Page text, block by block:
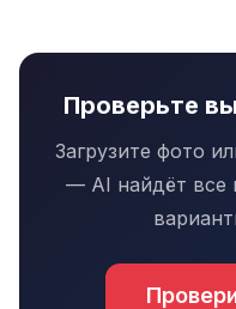
Проверьте
Загрузите фото
— AI найдёт все